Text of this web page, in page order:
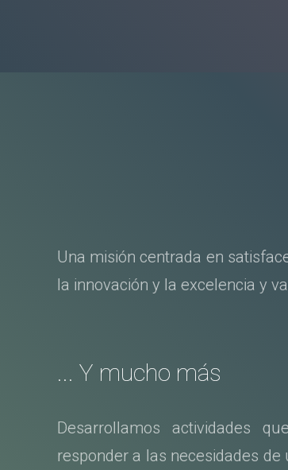
Una misión centrada en
la innovación y la excelencia y
... Y mucho más
Desarrollamos actividades
responder a las necesidades de